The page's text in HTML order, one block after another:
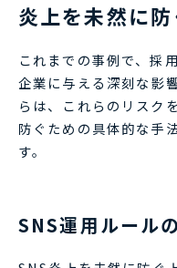
炎上を未然に
これまでの事例で、採
企業に与える深刻な影
らは、これらのリスク
防ぐための具体的な手
す。
SNS運用ルール